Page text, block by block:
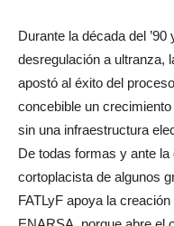
Durante la década del
desregulación a ultranza,
apostó al éxito del
concebible un
sin una infraestructura
De todas formas y ante
cortoplacista de algunos
FATLyF apoya la